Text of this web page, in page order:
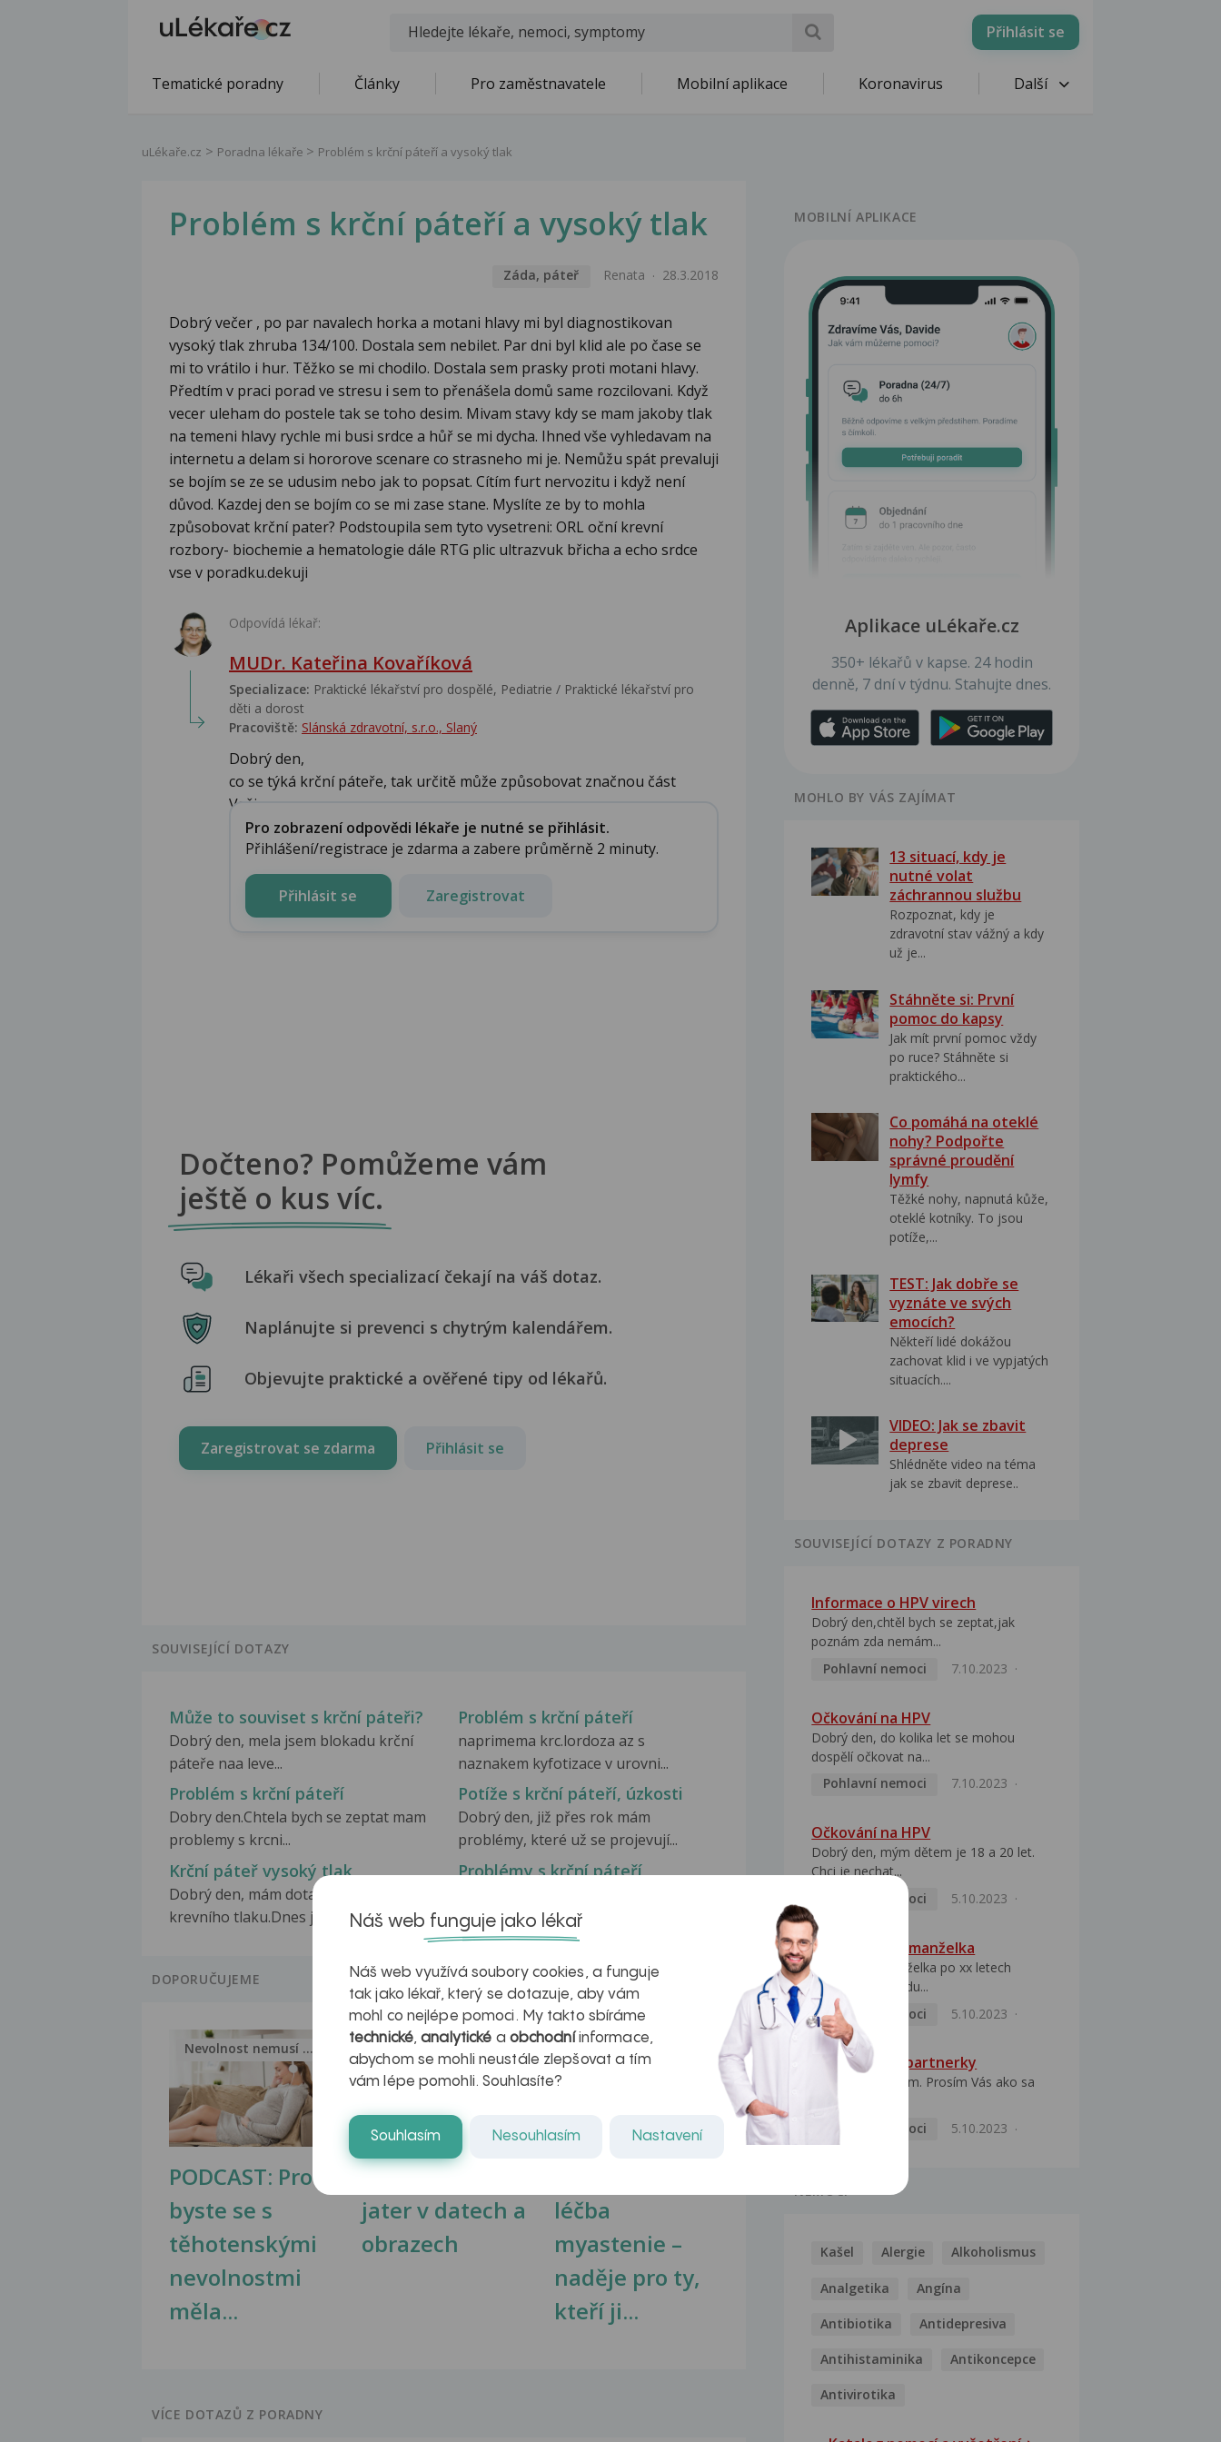
Přihlásit se
Tematické poradny Články Pro zaměstnavatele Mobilní aplikace Koronavirus Další
uLékaře.cz Poradna lékaře Problém s krční páteří a vysoký tlak
Problém s krční páteří a vysoký tlak
Záda, páteř Renata 28.3.2018
Dobrý večer , po par navalech horka a motani hlavy mi byl diagnostikovan
vysoký tlak zhruba 134/100. Dostala sem nebilet. Par dni byl klid ale po čase se
mi to vrátilo i hur. Těžko se mi chodilo. Dostala sem prasky proti motani hlavy.
Předtím v praci porad ve stresu i sem to přenášela domů same rozcilovani. Když
vecer uleham do postele tak se toho desim. Mivam stavy kdy se mam jakoby tlak
na temeni hlavy rychle mi busi srdce a hůř se mi dycha. Ihned vše vyhledavam na
internetu a delam si hororove scenare co strasneho mi je. Nemůžu spát prevaluji
se bojím se ze se udusim nebo jak to popsat. Cítím furt nervozitu i když není
důvod. Kazdej den se bojím co se mi zase stane. Myslíte ze by to mohla
způsobovat krční pater? Podstoupila sem tyto vysetreni: ORL oční krevní
rozbory- biochemie a hematologie dále RTG plic ultrazvuk břicha a echo srdce
vse v poradku.dekuji
Odpovídá lékař:
MUDr. Kateřina Kovaříková
Specializace: Praktické lékařství pro dospělé, Pediatrie / Praktické lékařství pro
děti a dorost
Pracoviště: Slánská zdravotní, s.r.o., Slaný
Dobrý den,
co se týká krční páteře, tak určitě může způsobovat značnou část
Vašic...
Pro zobrazení odpovědi lékaře je nutné se přihlásit.
Přihlášení/registrace je zdarma a zabere průměrně 2 minuty.
Přihlásit se Zaregistrovat
Dočteno? Pomůžeme vám
ještě o kus víc.
Lékaři všech specializací čekají na váš dotaz.
Naplánujte si prevenci s chytrým kalendářem.
Objevujte praktické a ověřené tipy od lékařů.
Zaregistrovat se zdarma Přihlásit se
SOUVISEJÍCÍ DOTAZY
Může to souviset s krční páteři?
Dobrý den, mela jsem blokadu krční
páteře naa leve...
Problém s krční páteří
naprimema krc.lordoza az s
naznakem kyfotizace v urovni...
Problém s krční páteří
Dobry den.Chtela bych se zeptat mam
problemy s krcni...
Potíže s krční páteří, úzkosti
Dobrý den, již přes rok mám
problémy, které už se projevují...
Krční páteř vysoký tlak
Dobrý den, mám dotaz ohledně
krevního tlaku.Dnes jsem...
Problémy s krční páteří
páteří brní mě ruka...
DOPORUČUJEME
PODCAST: Proč
byste se s
těhotenskými
nevolnostmi
měla...
Nevolnost nemusí být nutnou...
Ztukovatění
jater v datech a
obrazech
Jak na zdravá játra?
léčba
myastenie –
naděje pro ty,
kteří ji...
VÍCE DOTAZŮ Z PORADNY
MOBILNÍ APLIKACE
Aplikace uLékaře.cz
350+ lékařů v kapse. 24 hodin
denně, 7 dní v týdnu. Stahujte dnes.
MOHLO BY VÁS ZAJÍMAT
13 situací, kdy je
nutné volat
záchrannou službu
Rozpoznat, kdy je
zdravotní stav vážný a kdy
už je...
Stáhněte si: První
pomoc do kapsy
Jak mít první pomoc vždy
po ruce? Stáhněte si
praktického...
Co pomáhá na oteklé
nohy? Podpořte
správné proudění
lymfy
Těžké nohy, napnutá kůže,
oteklé kotníky. To jsou
potíže,...
TEST: Jak dobře se
vyznáte ve svých
emocích?
Někteří lidé dokážou
zachovat klid i ve vypjatých
situacích....
VIDEO: Jak se zbavit
deprese
Shlédněte video na téma
jak se zbavit deprese..
SOUVISEJÍCÍ DOTAZY Z PORADNY
Informace o HPV virech
Dobrý den,chtěl bych se zeptat,jak
poznám zda nemám...
Pohlavní nemoci
7.10.2023
Očkování na HPV
Dobrý den, do kolika let se mohou
dospělí očkovat na...
Pohlavní nemoci
7.10.2023
Očkování na HPV
Dobrý den, mým dětem je 18 a 20 let.
Chci je nechat...
Pohlavní nemoci
5.10.2023
HPV pozitivní manželka
Dobrý den, manželka po xx letech
přivezla z Východu...
Pohlavní nemoci
5.10.2023
HPV typ 52 u partnerky
Dobrý deň prajem. Prosím Vás ako sa
Pohlavní nemoci
5.10.2023
NEMOCI
Kašel Alergie Alkoholismus
Analgetika Angína
Antibiotika Antidepresiva
Antihistaminika Antikoncepce
Antivirotika
Náš web funguje jako lékař
Náš web využívá soubory cookies, a funguje
tak jako lékař, který se dotazuje, aby vám
mohl co nejlépe pomoci. My takto sbíráme
technické,analytické a obchodníinformace,
abychom se mohli neustále zlepšovat a tím
vám lépe pomohli. Souhlasíte?
Souhlasím Nesouhlasím Nastavení